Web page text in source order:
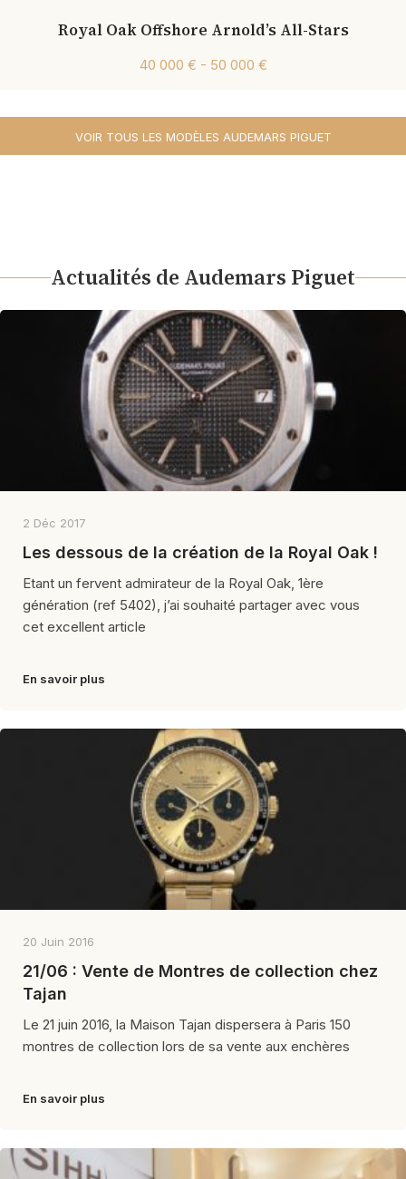
Royal Oak Offshore Arnold’s All-Stars
40 000 € - 50 000 €
VOIR TOUS LES MODÈLES AUDEMARS PIGUET
Actualités de Audemars Piguet
2 Déc 2017
Les dessous de la création de la Royal Oak !
Etant un fervent admirateur de la Royal Oak, 1ère
génération (ref 5402), j’ai souhaité partager avec vous
cet excellent article
En savoir plus
20 Juin 2016
21/06 : Vente de Montres de collection chez
Tajan
Le 21 juin 2016, la Maison Tajan dispersera à Paris 150
montres de collection lors de sa vente aux enchères
En savoir plus